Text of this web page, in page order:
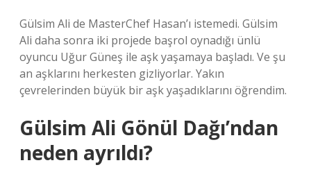
Gülsim Ali de MasterChef Hasan’ı istemedi. Gülsim
Ali daha sonra iki projede başrol oynadığı ünlü
oyuncu Uğur Güneş ile aşk yaşamaya başladı. Ve şu
an aşklarını herkesten gizliyorlar. Yakın
çevrelerinden büyük bir aşk yaşadıklarını öğrendim.
Gülsim Ali Gönül Dağı’ndan
neden ayrıldı?